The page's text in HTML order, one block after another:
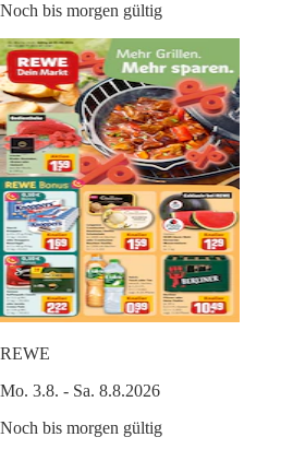
Noch bis morgen gültig
REWE
Mo. 3.8. - Sa. 8.8.2026
Noch bis morgen gültig